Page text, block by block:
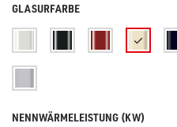
GLASURFARBE
NENNWÄRMELEISTUNG (KW)